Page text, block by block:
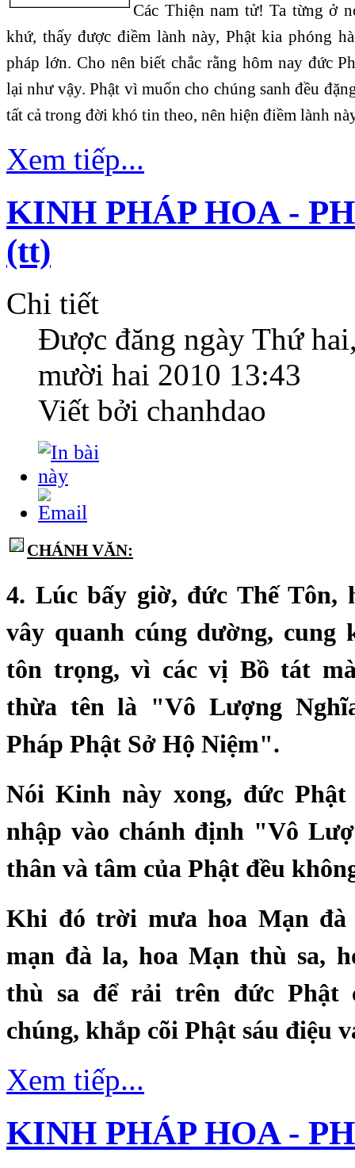
Các Thiện nam tử! Ta từng ở
khứ, thấy được điềm lành này, Phật kia phóng
pháp lớn. Cho nên biết chắc rằng hôm nay đức
lại như vậy. Phật vì muốn cho chúng sanh đều
tất cả trong đời khó tin theo, nên hiện điềm lành
Xem tiếp...
KINH PHÁP HOA -
(tt)
Chi tiết
Được đăng ngày Thứ
mười hai 2010 13:43
Viết bởi chanhdao
CHÁNH VĂN:
4. Lúc bấy giờ, đức Thế Tôn,
vây quanh cúng dường, cung
tôn trọng, vì các vị Bồ tát
thừa tên là "Vô Lượng
Pháp Phật Sở Hộ Niệm".
Nói Kinh này xong, đức Phật
nhập vào chánh định "Vô
thân và tâm của Phật đều
Khi đó trời mưa hoa Mạn đà
mạn đà la, hoa Mạn thù sa,
thù sa để rải trên đức Phật
chúng, khắp cõi Phật sáu điệu
Xem tiếp...
KINH PHÁP HOA -